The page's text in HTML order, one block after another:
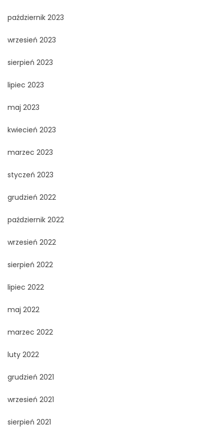
październik 2023
wrzesień 2023
sierpień 2023
lipiec 2023
maj 2023
kwiecień 2023
marzec 2023
styczeń 2023
grudzień 2022
październik 2022
wrzesień 2022
sierpień 2022
lipiec 2022
maj 2022
marzec 2022
luty 2022
grudzień 2021
wrzesień 2021
sierpień 2021